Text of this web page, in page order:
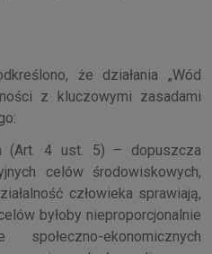
że działania „Wód
z kluczowymi zasadami
(Art. 4 ust. 5) – dopuszcza
celów środowiskowych,
człowieka sprawiają,
byłoby nieproporcjonalnie
ekonomicznych